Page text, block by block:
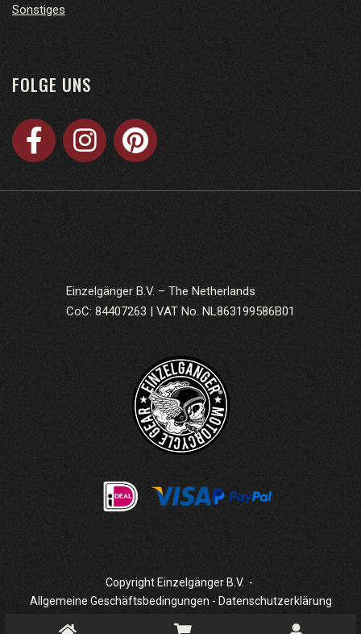
Sonstiges
FOLGE UNS
Einzelgänger B.V. – The Netherlands
CoC: 84407263 | VAT No. NL863199586B01
Copyright Einzelgänger B.V. -
Allgemeine Geschäftsbedingungen - Datenschutzerklärung
Unterstützt von